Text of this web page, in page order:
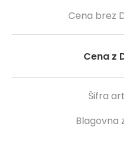
Cena brez
Cena z
Šifra
Blagovna